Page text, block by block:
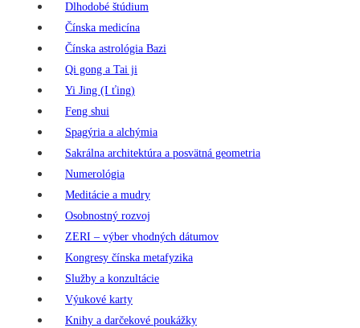
Dlhodobé štúdium
Čínska medicína
Čínska astrológia Bazi
Qi gong a Tai ji
Yi Jing (I ťing)
Feng shui
Spagýria a alchýmia
Sakrálna architektúra a posvätná geometria
Numerológia
Meditácie a mudry
Osobnostný rozvoj
ZERI – výber vhodných dátumov
Kongresy čínska metafyzika
Služby a konzultácie
Výukové karty
Knihy a darčekové poukážky